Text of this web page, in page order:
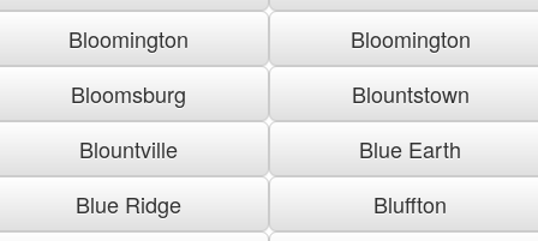
Bloomington
Bloomington
Bloomsburg
Blountstown
Blountville
Blue Earth
Blue Ridge
Bluffton